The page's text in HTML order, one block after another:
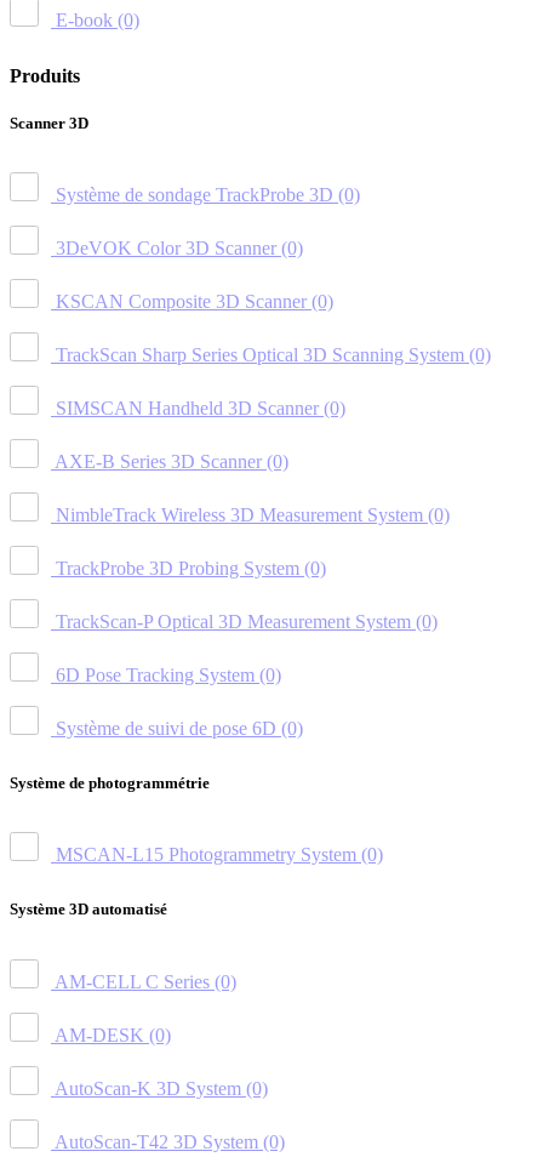
E-book (0)
Produits
Scanner 3D
Système de sondage TrackProbe 3D (0)
3DeVOK Color 3D Scanner (0)
KSCAN Composite 3D Scanner (0)
TrackScan Sharp Series Optical 3D Scanning System (0)
SIMSCAN Handheld 3D Scanner (0)
AXE-B Series 3D Scanner (0)
NimbleTrack Wireless 3D Measurement System (0)
TrackProbe 3D Probing System (0)
TrackScan-P Optical 3D Measurement System (0)
6D Pose Tracking System (0)
Système de suivi de pose 6D (0)
Système de photogrammétrie
MSCAN-L15 Photogrammetry System (0)
Système 3D automatisé
AM-CELL C Series (0)
AM-DESK (0)
AutoScan-K 3D System (0)
AutoScan-T42 3D System (0)